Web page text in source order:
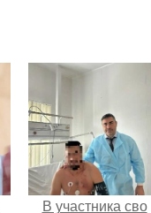
В участника сво